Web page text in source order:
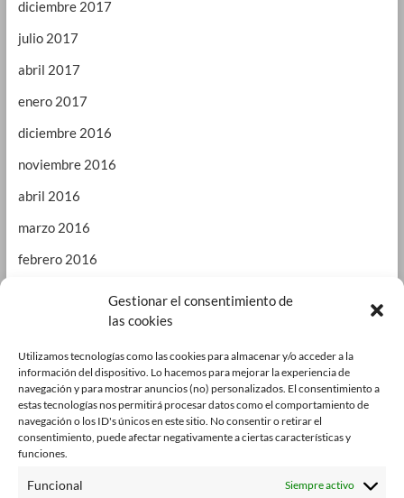
Gestionar el consentimiento de
las cookies
Utilizamos tecnologías como las cookies para almacenar y/o acceder a la
información del dispositivo. Lo hacemos para mejorar la experiencia de
navegación y para mostrar anuncios (no) personalizados. El consentimiento a
estas tecnologías nos permitirá procesar datos como el comportamiento de
navegación o los ID's únicos en este sitio. No consentir o retirar el
consentimiento, puede afectar negativamente a ciertas características y
funciones.
Funcional Siempre activo
diciembre 2017
julio 2017
abril 2017
enero 2017
diciembre 2016
noviembre 2016
abril 2016
marzo 2016
febrero 2016
septiembre 2015
enero 2015
octubre 2014
julio 2014
junio 2014
enero 2014